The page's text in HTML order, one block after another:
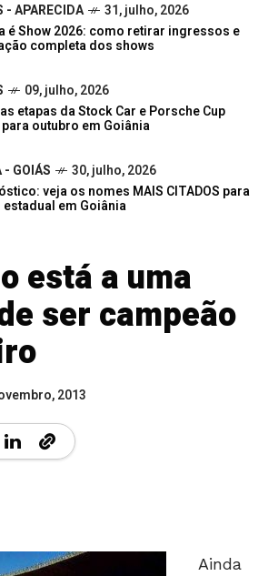
- APARECIDA
31, julho, 2026
é Show 2026: como retirar ingressos e
completa dos shows
09, julho, 2026
etapas da Stock Car e Porsche Cup
outubro em Goiânia
GOIÁS
30, julho, 2026
veja os nomes MAIS CITADOS para
em Goiânia
está a uma
ser campeão
2013
não é